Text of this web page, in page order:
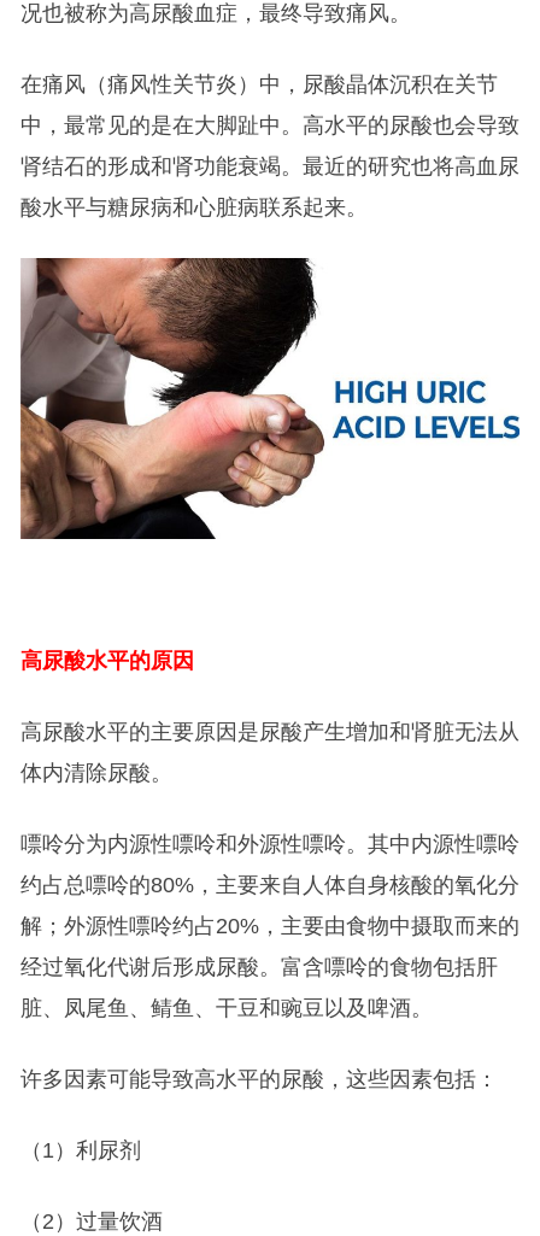
况也被称为高尿酸血症，最终导致痛风。
在痛风（痛风性关节炎）中，尿酸晶体沉积在关节
中，最常见的是在大脚趾中。高水平的尿酸也会导致
肾结石的形成和肾功能衰竭。最近的研究也将高血尿
酸水平与糖尿病和心脏病联系起来。
高尿酸水平的原因
高尿酸水平的主要原因是尿酸产生增加和肾脏无法从
体内清除尿酸。
嘌呤分为内源性嘌呤和外源性嘌呤。其中内源性嘌呤
约占总嘌呤的80%，主要来自人体自身核酸的氧化分
解；外源性嘌呤约占20%，主要由食物中摄取而来的
经过氧化代谢后形成尿酸。富含嘌呤的食物包括肝
脏、凤尾鱼、鲭鱼、干豆和豌豆以及啤酒。
许多因素可能导致高水平的尿酸，这些因素包括：
（1）利尿剂
（2）过量饮酒